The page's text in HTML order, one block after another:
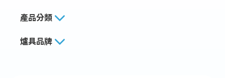
產品分類
爐具品牌